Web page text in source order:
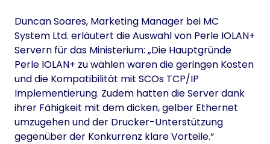
Duncan Soares, Marketing Manager bei MC
System Ltd. erläutert die Auswahl von Perle IOLAN+
Servern für das Ministerium: „Die Hauptgründe
Perle IOLAN+ zu wählen waren die geringen Kosten
und die Kompatibilität mit SCOs TCP/IP
Implementierung. Zudem hatten die Server dank
ihrer Fähigkeit mit dem dicken, gelber Ethernet
umzugehen und der Drucker-Unterstützung
gegenüber der Konkurrenz klare Vorteile.“